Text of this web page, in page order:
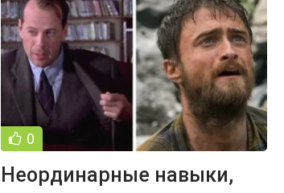
обиходной
0
Неординарные навыки,